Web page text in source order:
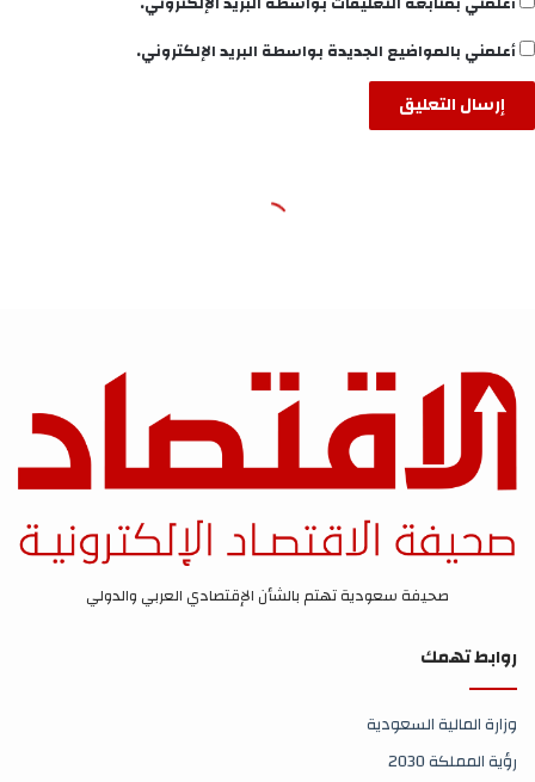
صحيفة سعودية تهتم بالشأن الإقتصادي العربي والدولي
روابط تهمك
وزارة المالية السعودية
رؤية المملكة 2030